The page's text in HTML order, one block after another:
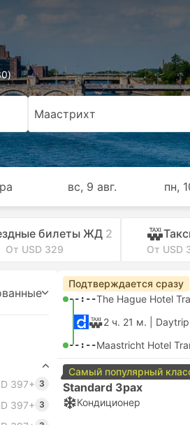
Маастрихт
вс, 9 авг. пн,
билеты ЖД 2
От USD 329 От USD
397+ 3
397+ 3
Подтверждается сразу
--:--The Hague Hotel
2 ч. 21 м. |
--:--Maastricht Hotel
Самый популярный
Standard 3pax
Кондиционер